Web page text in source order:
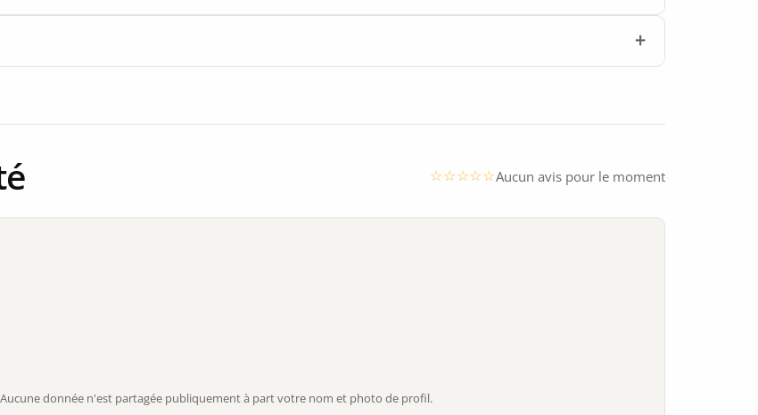
Aucun avis pour le moment
donnée n'est partagée publiquement à part votre nom et photo de profil.